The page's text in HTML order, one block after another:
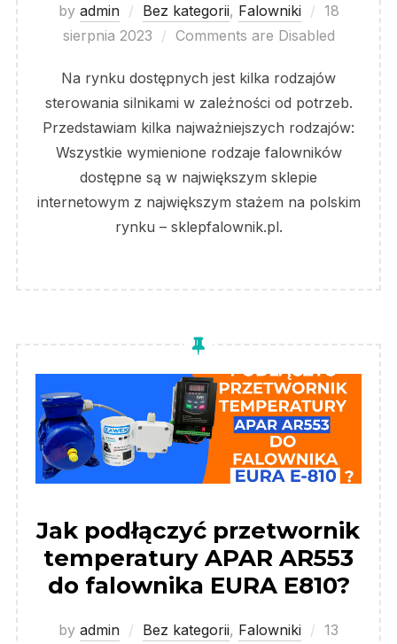
by admin Bez kategorii, Falowniki
Posted
on
18
sierpnia 2023
Comments are Disabled
Na rynku dostępnych jest kilka rodzajów
sterowania silnikami w zależności od potrzeb.
Przedstawiam kilka najważniejszych rodzajów:
Wszystkie wymienione rodzaje falowników
dostępne są w największym sklepie
internetowym z największym stażem na polskim
rynku – sklepfalownik.pl.
Jak podłączyć przetwornik
temperatury APAR AR553
do falownika EURA E810?
by admin Bez kategorii, Falowniki
Posted
13